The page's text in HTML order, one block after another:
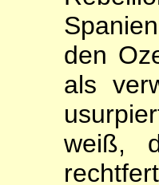
den
als
weiß,